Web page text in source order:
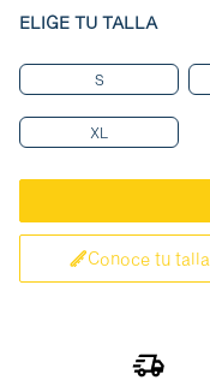
ELIGE TU TALLA
S
XL
Conoce tu talla